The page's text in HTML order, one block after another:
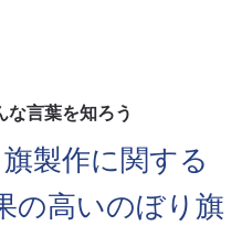
な言葉を知ろう
製作に関する
の高いのぼり旗